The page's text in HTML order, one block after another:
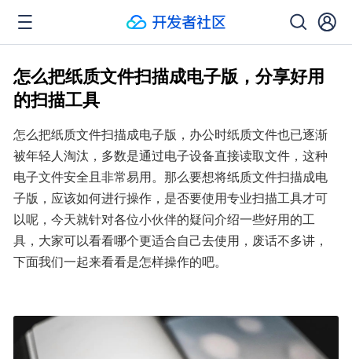
怎么把纸质文件扫描成电子版，分享好用
的扫描工具
怎么把纸质文件扫描成电子版，办公时纸质文件也已逐渐
被年轻人淘汰，多数是通过电子设备直接读取文件，这种
电子文件安全且非常易用。那么要想将纸质文件扫描成电
子版，应该如何进行操作，是否要使用专业扫描工具才可
以呢，今天就针对各位小伙伴的疑问介绍一些好用的工
具，大家可以看看哪个更适合自己去使用，废话不多讲，
下面我们一起来看看是怎样操作的吧。